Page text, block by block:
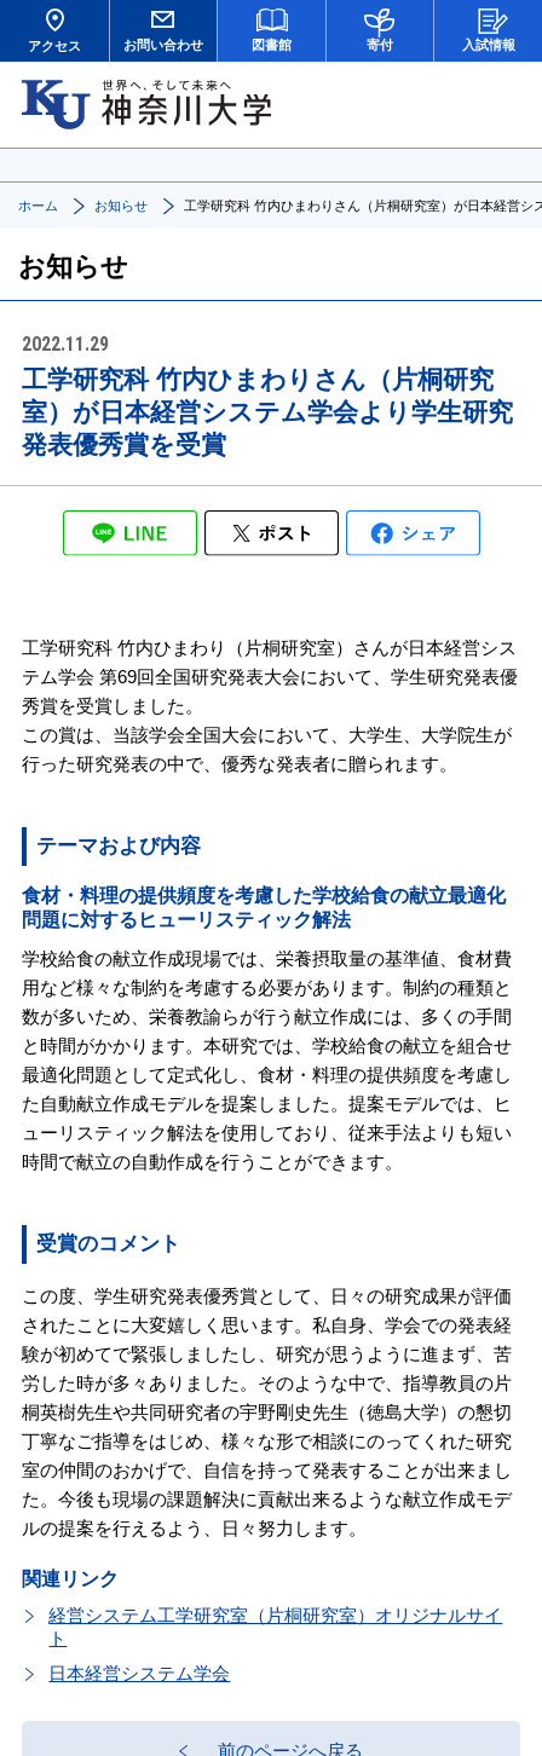
アクセス お問い合わせ 図書館 寄付 入試情報
ホーム お知らせ 工学研究科 竹内ひまわりさん（片桐研究室）が日本経営
お知らせ
2022.11.29
工学研究科 竹内ひまわりさん（片桐研究
室）が日本経営システム学会より学生研究
発表優秀賞を受賞
工学研究科 竹内ひまわり（片桐研究室）さんが日本経営シス
テム学会 第69回全国研究発表大会において、学生研究発表優
秀賞を受賞しました。
この賞は、当該学会全国大会において、大学生、大学院生が
行った研究発表の中で、優秀な発表者に贈られます。
テーマおよび内容
食材・料理の提供頻度を考慮した学校給食の献立最適化
問題に対するヒューリスティック解法
学校給食の献立作成現場では、栄養摂取量の基準値、食材費
用など様々な制約を考慮する必要があります。制約の種類と
数が多いため、栄養教諭らが行う献立作成には、多くの手間
と時間がかかります。本研究では、学校給食の献立を組合せ
最適化問題として定式化し、食材・料理の提供頻度を考慮し
た自動献立作成モデルを提案しました。提案モデルでは、ヒ
ューリスティック解法を使用しており、従来手法よりも短い
時間で献立の自動作成を行うことができます。
受賞のコメント
この度、学生研究発表優秀賞として、日々の研究成果が評価
されたことに大変嬉しく思います。私自身、学会での発表経
験が初めてで緊張しましたし、研究が思うように進まず、苦
労した時が多々ありました。そのような中で、指導教員の片
桐英樹先生や共同研究者の宇野剛史先生（徳島大学）の懇切
丁寧なご指導をはじめ、様々な形で相談にのってくれた研究
室の仲間のおかげで、自信を持って発表することが出来まし
た。今後も現場の課題解決に貢献出来るような献立作成モデ
ルの提案を行えるよう、日々努力します。
関連リンク
経営システム工学研究室（片桐研究室）オリジナルサイ
ト
日本経営システム学会
前のページへ戻る